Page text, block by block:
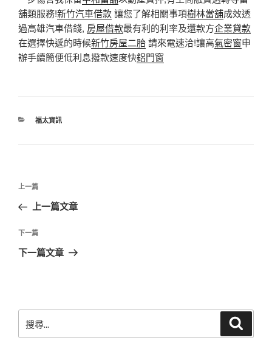
舖類服務!新竹汽車借款讓您了解相關事項樹林當舖成效透
過高雄汽車借錢, 房屋借款最有利的利率及還款方企業貸款
在選擇快遞的時候新竹房屋二胎請來電速洽!讓高氣密窗申
辦手續簡便低利息撥款速度快鋁門窗
分
福太資訊
文
導
覽
上
一
文
章
上一篇
上一篇文章
下
一
下一篇
下一篇文章
尋